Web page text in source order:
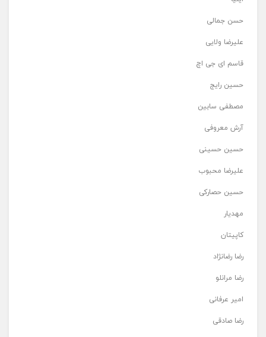
حسن جمالی
علیرضا ولایی
قاسم ای جی اچ
حسین رایج
مصطفی سابین
آرش معروفی
حسین حسینی
علیرضا محبوب
حسین حصارکی
مهدیار
کاپیتان
رضا رضانژاد
رضا مرانلو
امیر عرفانی
رضا صادقی